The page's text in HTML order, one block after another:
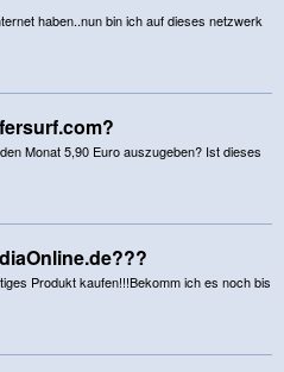
haben..nun bin ich auf dieses netzwerk
Monat 5,90 Euro auszugeben? Ist dieses
Produkt kaufen!!!Bekomm ich es noch bis